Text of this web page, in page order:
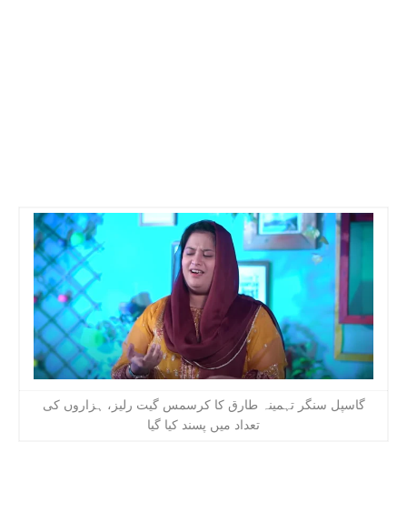
گاسپل سنگر تہمینہ طارق کا کرسمس گیت رلیز، ہزاروں کی
تعداد میں پسند کیا گیا